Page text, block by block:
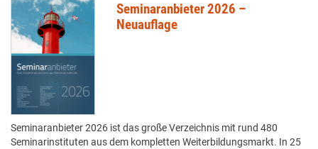
Seminaranbieter 2026 –
Neuauflage
Seminaranbieter 2026 ist das große Verzeichnis mit rund 480
Seminarinstituten aus dem kompletten Weiterbildungsmarkt. In 25